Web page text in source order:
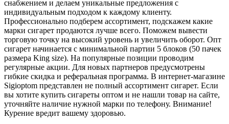
снабжением и делаем уникальные предложения с
индивидуальным подходом к каждому клиенту.
Профессионально подберем ассортимент, подскажем какие
марки сигарет продаются лучше всего. Поможем вывести
торговую точку на высокий уровень и увеличить оборот. Опт
сигарет начинается с минимальной партии 5 блоков (50 пачек
размера King size). На популярные позиции проводим
регулярные акции. Для новых партнеров предусмотрены
гибкие скидка и реферальная программа. В интернет-магазине
Sigioptom представлен не полный ассортимент сигарет. Если
вы хотите купить сигареты оптом и не нашли товар на сайте,
уточняйте наличие нужной марки по телефону. Внимание!
Курение вредит вашему здоровью.